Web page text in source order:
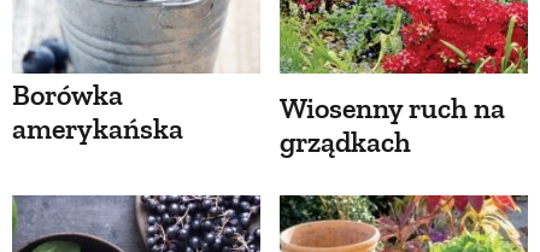
Borówka
amerykańska
Wiosenny ruch na
grządkach